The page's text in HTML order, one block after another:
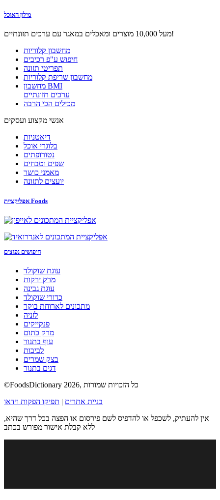
מילון האוכל
מעל 10,000 מוצרים ומאכלים במאגר עם ערכים תזונתיים!
מחשבון קלוריות
חיפוש ע"פ רכיבים
תפריטי תזונה
מחשבון שריפת קלוריות
מחשבון BMI
ערכים תזונתיים
מכילים הכי הרבה
אנשי מקצוע ועסקים
דיאטניות
בלוגרי אוכל
נטורופתים
שפים וטבחים
מאמני כושר
יועצים לתזונה
אפליקציית Foods
חיפושים נפוצים
עוגת שוקולד
מרק ירקות
עוגת גבינה
כדורי שוקולד
מתכונים לארוחת בוקר
לזניה
פנקייקים
מרק כתום
עוף בתנור
לביבות
בצק שמרים
דגים בתנור
©FoodsDictionary 2026, כל הזכויות שמורות
בניית אתרים | תפיקו הפקות וידאו
אין להעתיק, לשכפל או להדפיס לשם פירסום או הפצה בכל דרך שהיא,
ללא קבלת אישור מפורש בכתב